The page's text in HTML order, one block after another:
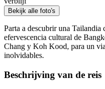
Bekijk alle foto's
Parta a descubrir una Tailandia
efervescencia cultural de
Chang y Koh Kood, para un
inolvidables.
Beschrijving van de reis